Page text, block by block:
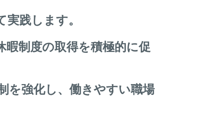
践します。
暇制度の取得を積極的に促
を強化し、働きやすい職場